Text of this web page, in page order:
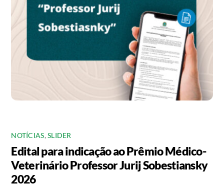
NOTÍCIAS,SLIDER
Edital para indicação ao Prêmio Médico-
Veterinário Professor Jurij Sobestiansky
2026